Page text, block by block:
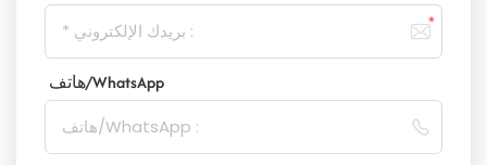
هاتف/WhatsApp